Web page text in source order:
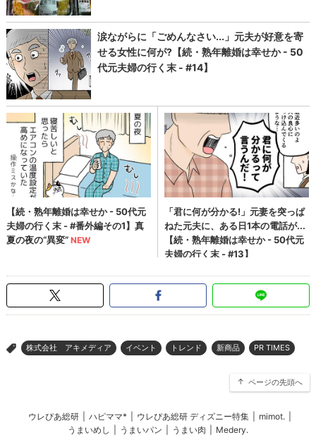
> 株式会社 アキメディア イベント トレンド 新商品 PR TIMES
ページの先頭へ
ウレぴあ総研 ハピママ* ウレぴあ総研 ディズニー特集 mimot.
うまいめし
うまいパン うまい肉 Medery.